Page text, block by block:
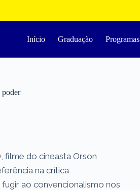
Início Graduação Programas
poder
filme do cineasta Orson
na crítica
ao convencionalismo nos